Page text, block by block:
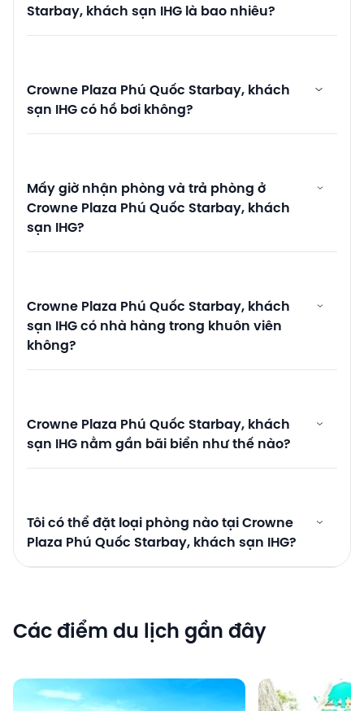
Starbay, khách sạn IHG là bao nhiêu?
Crowne Plaza Phú Quốc Starbay, khách
sạn IHG có hồ bơi không?
Mấy giờ nhận phòng và trả phòng ở
Crowne Plaza Phú Quốc Starbay, khách
sạn IHG?
Crowne Plaza Phú Quốc Starbay, khách
sạn IHG có nhà hàng trong khuôn viên
không?
Crowne Plaza Phú Quốc Starbay, khách
sạn IHG nằm gần bãi biển như thế nào?
Tôi có thể đặt loại phòng nào tại Crowne
Plaza Phú Quốc Starbay, khách sạn IHG?
Các điểm du lịch gần đây